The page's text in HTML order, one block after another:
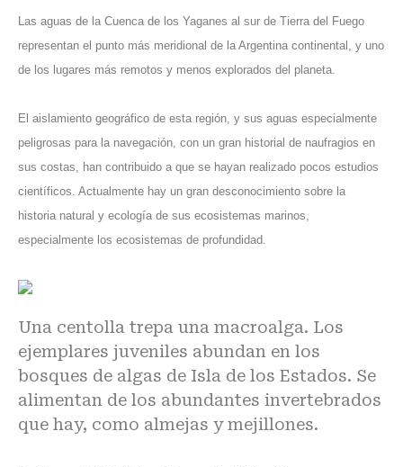
Las aguas de la Cuenca de los Yaganes al sur de Tierra del Fuego
representan el punto más meridional de la Argentina continental, y uno
de los lugares más remotos y menos explorados del planeta.
El aislamiento geográfico de esta región, y sus aguas especialmente
peligrosas para la navegación, con un gran historial de naufragios en
sus costas, han contribuido a que se hayan realizado pocos estudios
científicos. Actualmente hay un gran desconocimiento sobre la
historia natural y ecología de sus ecosistemas marinos,
especialmente los ecosistemas de profundidad.
Una centolla trepa una macroalga. Los
ejemplares juveniles abundan en los
bosques de algas de Isla de los Estados. Se
alimentan de los abundantes invertebrados
que hay, como almejas y mejillones.